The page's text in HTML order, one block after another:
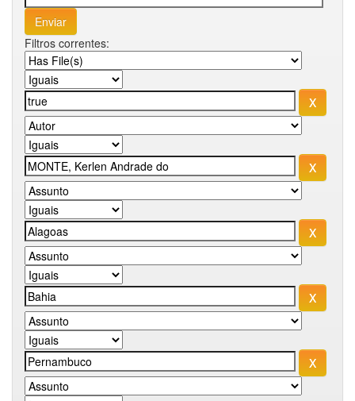
Filtros correntes: